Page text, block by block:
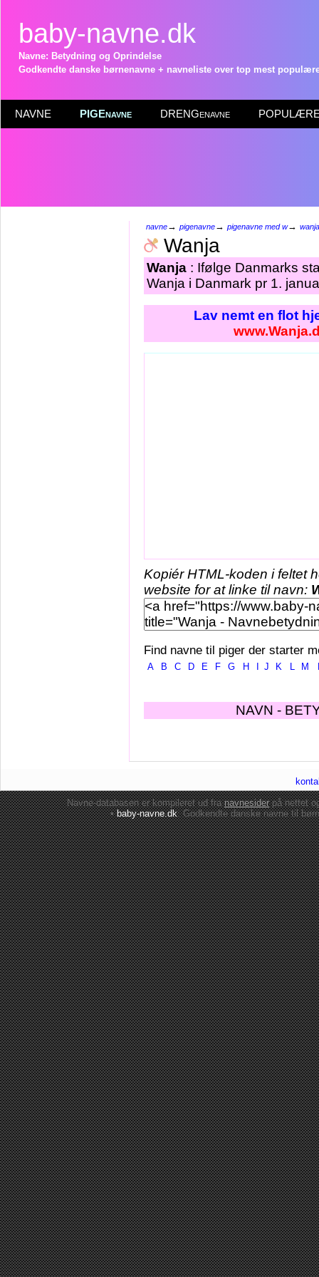
baby-navne.dk
Navne: Betydning og Oprindelse
Godkendte danske børnenavne + navneliste over top mest
NAVNE PIGEnavne DRENGenavne POPULÆRE
navne→ pigenavne→ pigenavne med w→ wanja
Wanja
Wanja : Ifølge Danmarks
Wanja i Danmark pr 1.
Lav nemt en flot
Kopiér HTML-koden i feltet
website for at linke til navn:
Find navne til piger der starter
A B C D E F G H J K L M
NAVN -
Navne-databasen er kompileret ud franavnesiderpå nettet
•baby-navne.dk: Godkendte danskenavne til børn